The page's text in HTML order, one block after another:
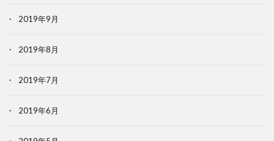
2019年9月
2019年8月
2019年7月
2019年6月